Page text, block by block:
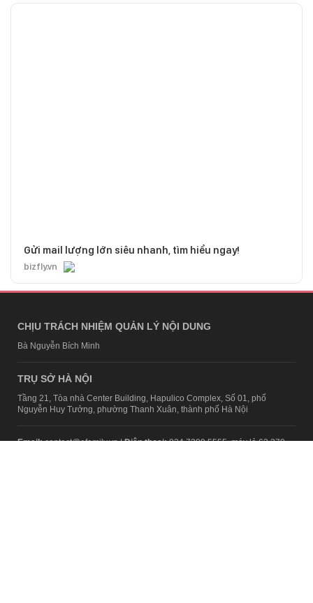
Gửi mail lượng lớn siêu nhanh, tìm hiểu ngay!
bizfly.vn
CHỊU TRÁCH NHIỆM QUẢN LÝ NỘI DUNG
Bà Nguyễn Bích Minh
TRỤ SỞ HÀ NỘI
Tầng 21, Tòa nhà Center Building, Hapulico Complex, Số 01, phố
Nguyễn Huy Tưởng, phường Thanh Xuân, thành phố Hà Nội
Email:contact@afamily.vn |Điện thoại:024 7309 5555, máy lẻ 62.370